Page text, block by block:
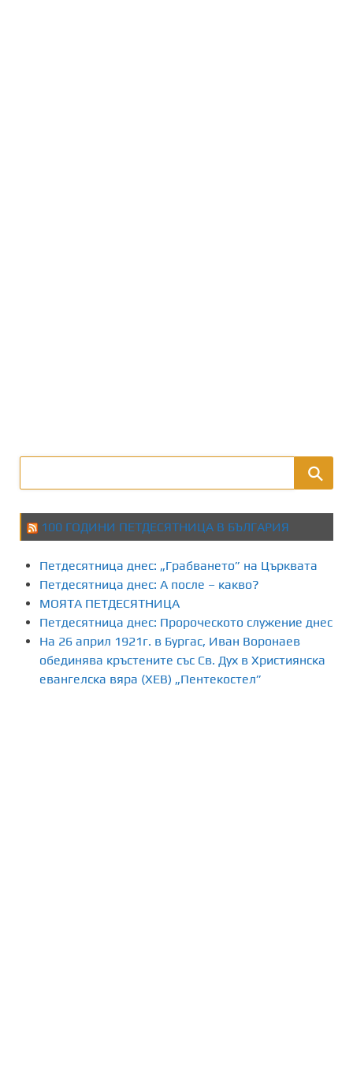
100 ГОДИНИ ПЕТДЕСЯТНИЦА В БЪЛГАРИЯ
Петдесятница днес: „Грабването” на Църквата
Петдесятница днес: А после – какво?
МОЯТА ПЕТДЕСЯТНИЦА
Петдесятница днес: Пророческото служение днес
На 26 април 1921г. в Бургас, Иван Воронаев
обединява кръстените със Св. Дух в Християнска
евангелска вяра (ХЕВ) „Пентекостел”